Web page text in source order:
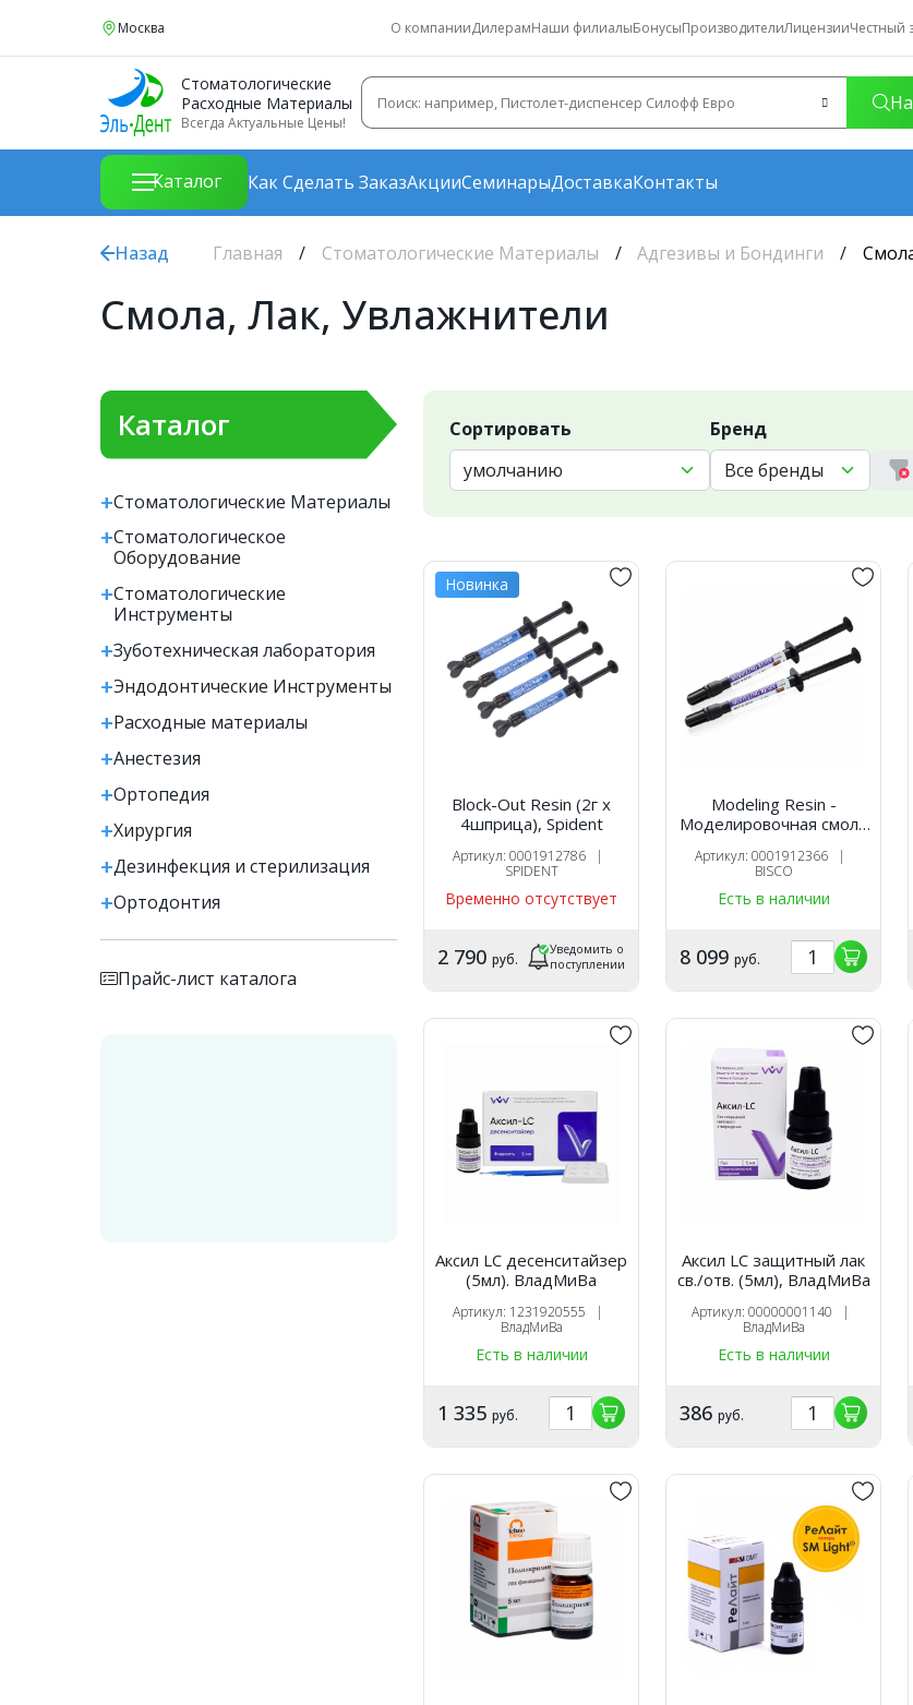
Москва О компанииДилерамНаши филиалыБонусыПроизводителиЛицензииЧестный
Стоматологические
Расходные Материалы
Всегда Актуальные Цены!
Каталог Как Сделать ЗаказАкцииСеминарыДоставкаКонтакты
Назад Главная Стоматологические Материалы Адгезивы и Бондинги
Смола, Лак, Увлажнители
Каталог
Стоматологические Материалы
Стоматологическое
Оборудование
Стоматологические
Инструменты
Зуботехническая лаборатория
Эндодонтические Инструменты
Расходные материалы
Анестезия
Ортопедия
Хирургия
Дезинфекция и стерилизация
Ортодонтия
Прайс-лист каталога
Сортировать
Бренд
Новинка
Block-Out Resin (2г х
4шприца), Spident
Артикул: 0001912786 |
SPIDENT
Временно отсутствует
2 790 руб.
Уведомить о
поступлении
Modeling Resin -
Моделировочная смола
композитами (2шпр x
1,5г), Bisco
Артикул: 0001912366 |
BISCO
Есть в наличии
8 099 руб.
Аксил LC десенситайзер
(5мл). ВладМиВа
Артикул: 1231920555 |
ВладМиВа
Есть в наличии
1 335 руб.
Аксил LC защитный лак
св./отв. (5мл), ВладМиВа
Артикул: 00000001140 |
ВладМиВа
Есть в наличии
386 руб.